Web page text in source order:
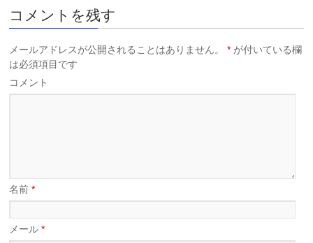
コメントを残す
メールアドレスが公開されることはありません。 * が付いている欄
は必須項目です
コメント
名前*
メール*